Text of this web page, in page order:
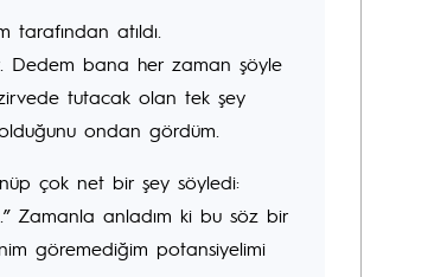
atıldı.
Dedem bana her zaman şöyle
tutacak olan tek şey
ondan gördüm.
çok net bir şey söyledi:
Zamanla anladım ki bu söz bir
göremediğim potansiyelimi